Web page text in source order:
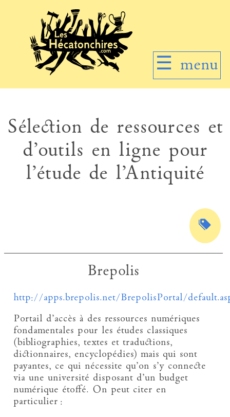
☰ menu
Sélection de ressources et
d’outils en ligne pour
l’étude de l’Antiquité
Brepolis
http://apps.brepolis.net/BrepolisPortal/
Portail d’accès à des ressources numériques
fondamentales pour les études classiques
(bibliographies, textes et traductions,
dictionnaires, encyclopédies) mais qui sont
payantes, ce qui nécessite qu’on s’y connecte
via une université disposant d’un budget
numérique étoffé. On peut citer en
particulier :